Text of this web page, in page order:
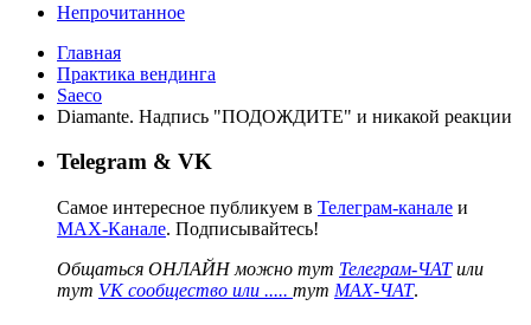
Непрочитанное
Главная
Практика вендинга
Saeco
Diamante. Надпись "ПОДОЖДИТЕ" и никакой реакции
Telegram & VK
Самое интересное публикуем в Телеграм-канале и
MAX-Канале. Подписывайтесь!
Общаться ОНЛАЙН можно тут Телеграм-ЧАТили
тут VK сообщество или ..... тут MAX-ЧАТ.